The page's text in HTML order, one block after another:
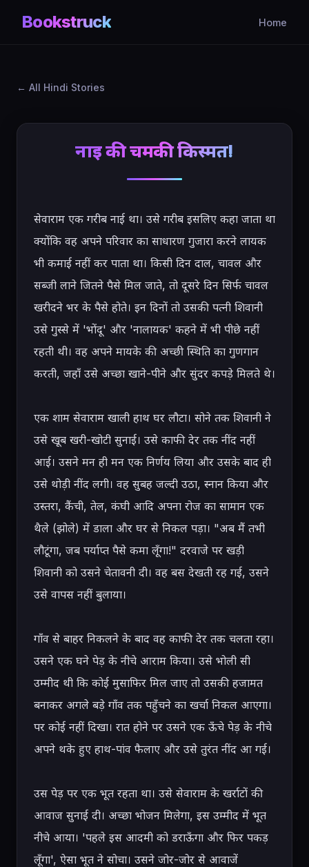
Bookstruck Home
All Hindi Stories
नाई की चमकी किस्मत!
सेवाराम एक गरीब नाई था। उसे गरीब इसलिए कहा जाता था
क्योंकि वह अपने परिवार का साधारण गुजारा करने लायक
भी कमाई नहीं कर पाता था। किसी दिन दाल, चावल और
सब्जी लाने जितने पैसे मिल जाते, तो दूसरे दिन सिर्फ चावल
खरीदने भर के पैसे होते। इन दिनों तो उसकी पत्नी शिवानी
उसे गुस्से में 'भोंदू' और 'नालायक' कहने में भी पीछे नहीं
रहती थी। वह अपने मायके की अच्छी स्थिति का गुणगान
करती, जहाँ उसे अच्छा खाने-पीने और सुंदर कपड़े मिलते थे।
एक शाम सेवाराम खाली हाथ घर लौटा। सोने तक शिवानी ने
उसे खूब खरी-खोटी सुनाई। उसे काफी देर तक नींद नहीं
आई। उसने मन ही मन एक निर्णय लिया और उसके बाद ही
उसे थोड़ी नींद लगी। वह सुबह जल्दी उठा, स्नान किया और
उस्तरा, कैंची, तेल, कंघी आदि अपना रोज का सामान एक
थैले (झोले) में डाला और घर से निकल पड़ा। "अब मैं तभी
लौटूंगा, जब पर्याप्त पैसे कमा लूँगा!" दरवाजे पर खड़ी
शिवानी को उसने चेतावनी दी। वह बस देखती रह गई, उसने
उसे वापस नहीं बुलाया।
गाँव से बाहर निकलने के बाद वह काफी देर तक चलता रहा।
उसने एक घने पेड़ के नीचे आराम किया। उसे भोली सी
उम्मीद थी कि कोई मुसाफिर मिल जाए तो उसकी हजामत
बनाकर अगले बड़े गाँव तक पहुँचने का खर्चा निकल आएगा।
पर कोई नहीं दिखा। रात होने पर उसने एक ऊँचे पेड़ के नीचे
अपने थके हुए हाथ-पांव फैलाए और उसे तुरंत नींद आ गई।
उस पेड़ पर एक भूत रहता था। उसे सेवाराम के खर्राटों की
आवाज सुनाई दी। अच्छा भोजन मिलेगा, इस उम्मीद में भूत
नीचे आया। 'पहले इस आदमी को डराऊँगा और फिर पकड़
लूँगा', ऐसा भूत ने सोचा। उसने जोर-जोर से आवाजें